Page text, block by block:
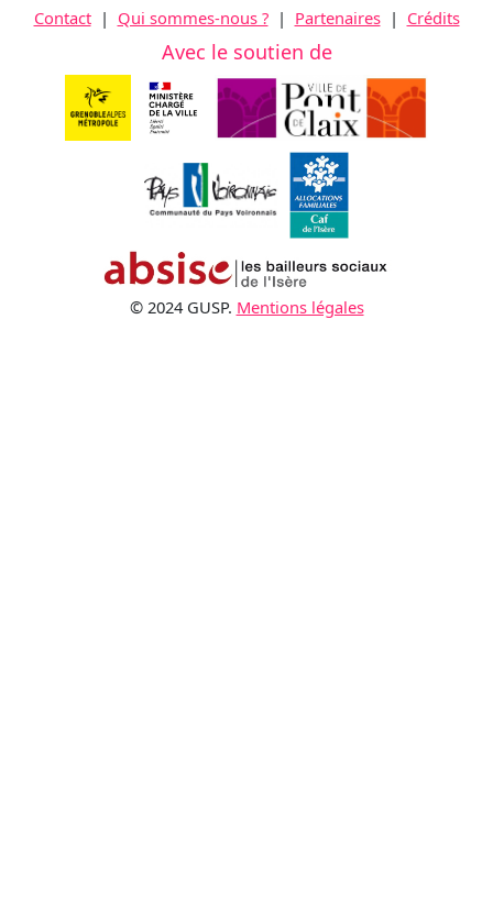
Contact| Qui sommes-nous ?| Partenaires| Crédits
Avec le soutien de
© 2024 GUSP. Mentions légales